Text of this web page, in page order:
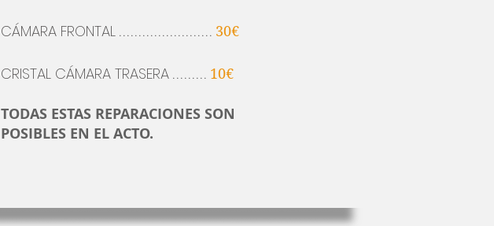
CÁMARA FRONTAL ........................ 30€
CRISTAL CÁMARA TRASERA ......... 10€
TODAS ESTAS REPARACIONES SON
POSIBLES EN EL ACTO.